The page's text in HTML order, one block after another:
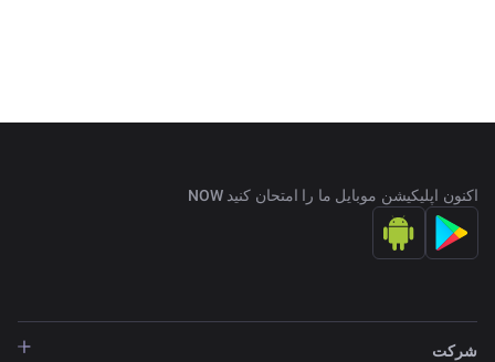
اکنون اپلیکیشن موبایل ما را امتحان کنید NOW
شرکت